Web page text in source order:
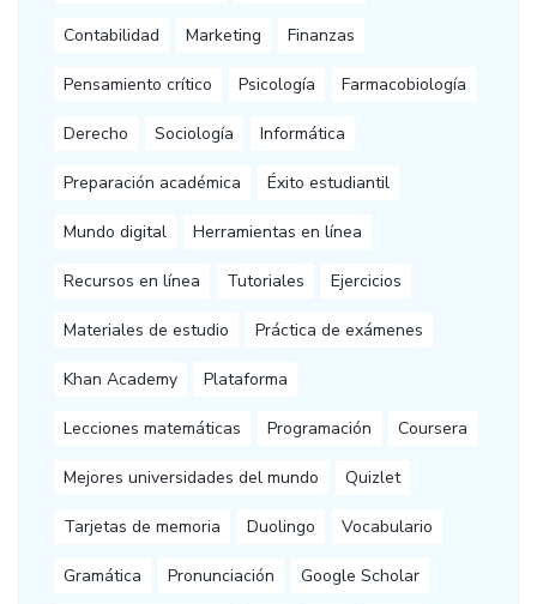
Contabilidad Marketing Finanzas
Pensamiento crítico Psicología Farmacobiología
Derecho Sociología Informática
Preparación académica Éxito estudiantil
Mundo digital Herramientas en línea
Recursos en línea Tutoriales Ejercicios
Materiales de estudio Práctica de exámenes
Khan Academy Plataforma
Lecciones matemáticas Programación Coursera
Mejores universidades del mundo Quizlet
Tarjetas de memoria Duolingo Vocabulario
Gramática Pronunciación Google Scholar